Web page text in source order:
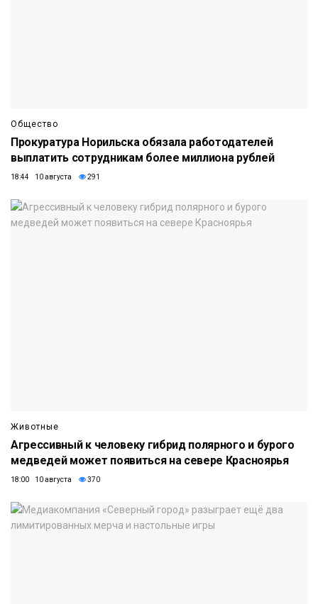
Общество
Прокуратура Норильска обязала работодателей
выплатить сотрудникам более миллиона рублей
18:44 10 августа 291
Животные
Агрессивный к человеку гибрид полярного и бурого
медведей может появиться на севере Красноярья
18:00 10 августа 370